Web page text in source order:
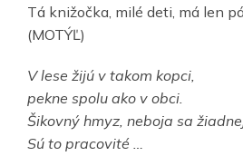
Tá knižočka, milé deti, má len
(MOTÝĽ)
V lese žijú v takom kopci,
pekne spolu ako v obci.
Šikovný hmyz, neboja sa
Sú to pracovité …